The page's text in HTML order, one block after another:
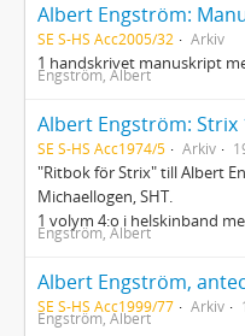
Albert Engström:
SE S-HS Acc2005/32 Arkiv
1 handskrivet manuskript
Engström, Albert
Albert Engström: Strix
SE S-HS Acc1974/5 Arkiv
"Ritbok för Strix" till Albert
Michaellogen, SHT.
1 volym 4:o i helskinband
Engström, Albert
Albert Engström,
SE S-HS Acc1999/77 Arkiv
Engström, Albert